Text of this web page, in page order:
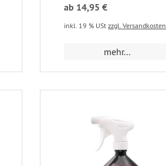
ab 14,95 €
inkl. 19 % UStzzgl. Versandkosten
mehr...